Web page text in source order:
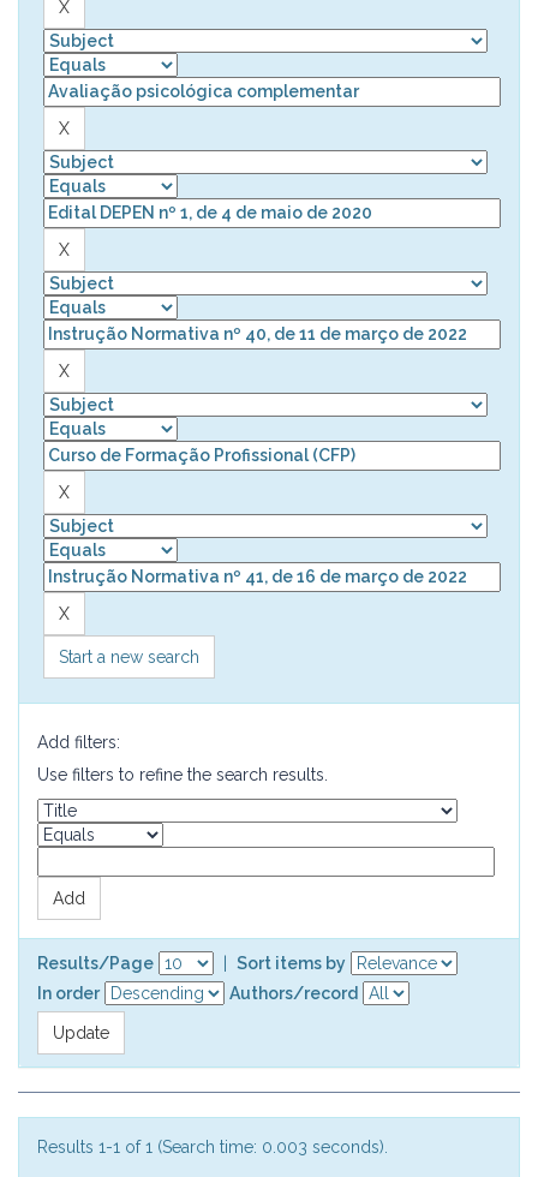
Start a new search
Add filters:
Use filters to refine the search results.
Results/Page
Sort items by
In order
Authors/record
Results 1-1 of 1 (Search time: 0.003 seconds).